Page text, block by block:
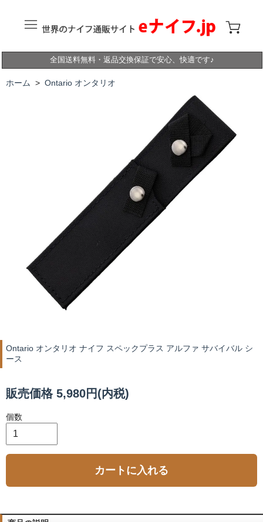
全国送料無料・返品交換保証で安心、快適です♪
ホーム > Ontario オンタリオ
Ontario オンタリオ ナイフ スペックプラス アルファ サバイバル シ
ース
販売価格 5,980円(内税)
個数
カートに入れる